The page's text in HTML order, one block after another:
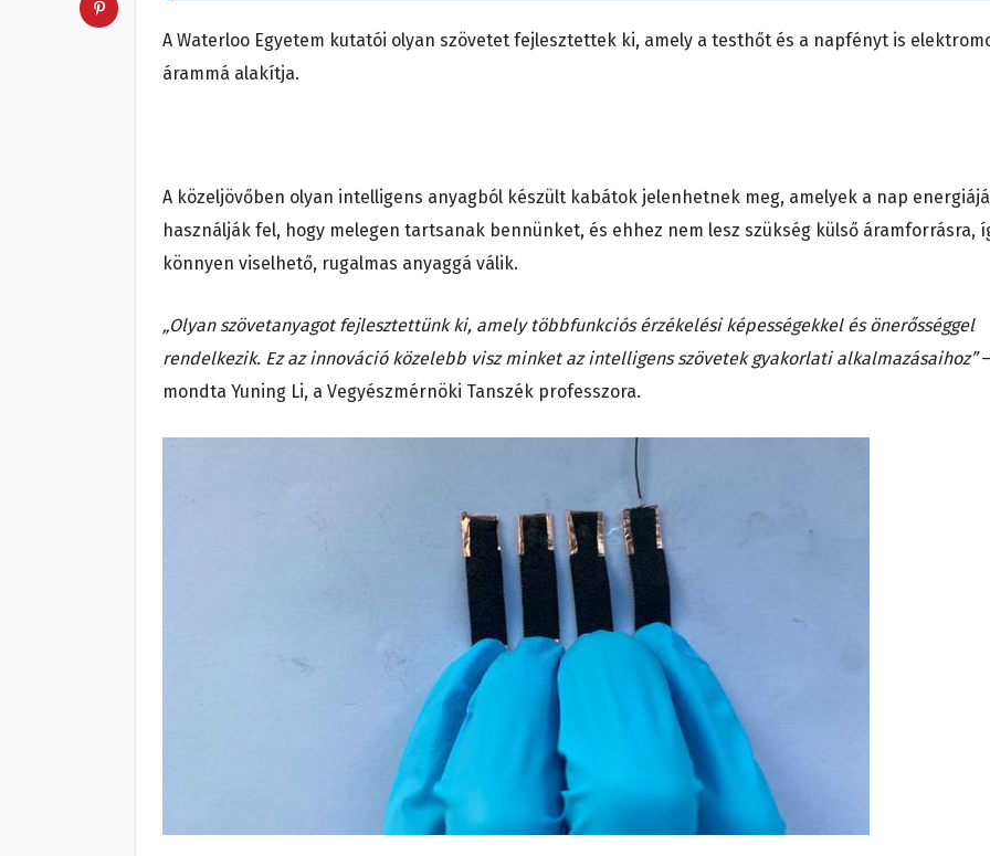
A Waterloo Egyetem kutatói olyan szövetet fejlesztettek ki, amely a testhőt és a napfényt is
árammá alakítja.
A közeljövőben olyan intelligens anyagból készült kabátok jelenhetnek meg, amelyek a nap
használják fel, hogy melegen tartsanak bennünket, és ehhez nem lesz szükség külső áramforrásra,
könnyen viselhető, rugalmas anyaggá válik.
„Olyan szövetanyagot fejlesztettünk ki, amely többfunkciós érzékelési képességekkel és önerősséggel
rendelkezik. Ez az innováció közelebb visz minket az intelligens szövetek gyakorlati alkalmazásaihoz”–
mondta Yuning Li, a Vegyészmérnöki Tanszék professzora.